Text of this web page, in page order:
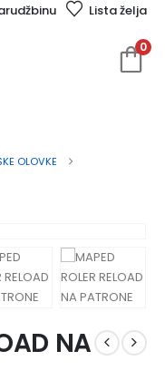
Lista želja
0
OLOVKE
NA